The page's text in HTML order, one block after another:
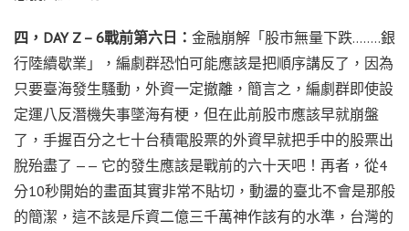
四，DAY Z – 6戰前第六日： 金融崩解「股市無量下跌……..銀
行陸續歇業」，編劇群恐怕可能應該是把順序講反了，因為
只要臺海發生騷動，外資一定撤離，簡言之，編劇群即使設
定運八反潛機失事墜海有梗，但在此前股市應該早就崩盤
了，手握百分之七十台積電股票的外資早就把手中的股票出
脫殆盡了 —— 它的發生應該是戰前的六十天吧！再者，從4
分10秒開始的畫面其實非常不貼切，動盪的臺北不會是那般
的簡潔，這不該是斥資二億三千萬神作該有的水準，台灣的